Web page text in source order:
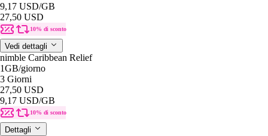
9,17 USD/GB
27,50 USD
10% di sconto
Vedi dettagli
nimble Caribbean Relief
1GB/giorno
3 Giorni
27,50 USD
9,17 USD/GB
10% di sconto
Dettagli